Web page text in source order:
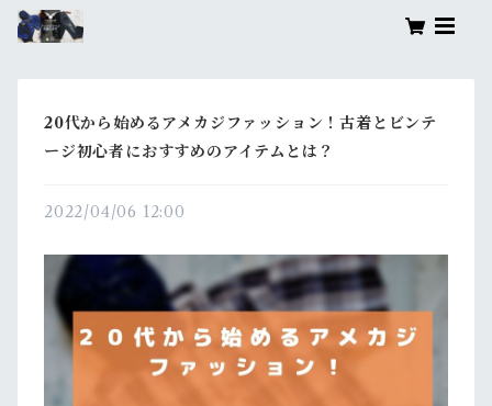
20代から始めるアメカジファッション！古着とビンテ
ージ初心者におすすめのアイテムとは？
2022/04/06 12:00